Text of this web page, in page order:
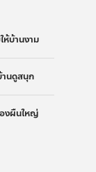
ห้บ้านงาม
านดูสนุก
งผืนใหญ่